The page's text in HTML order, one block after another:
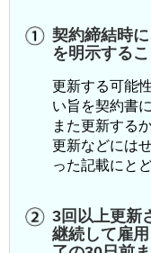
契約締結時
を明示するこ
更新する可能
い旨を契約書
また更新する
更新などには
った記載にと
3回以上更新
継続して雇